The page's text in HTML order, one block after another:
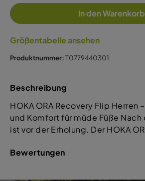
In den Warenkorb
Größentabelle ansehen
Produktnummer:T0779440301
Beschreibung
HOKA ORA Recovery Flip Herren
und Komfort für müde Füße
ist vor der Erholung. Der HOKA
Bewertungen